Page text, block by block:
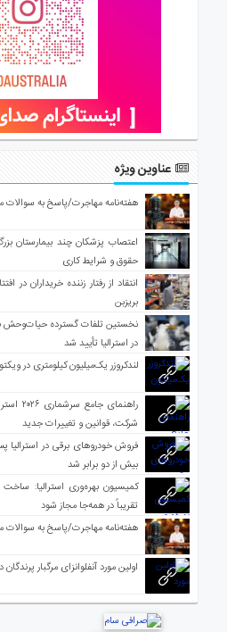
عناوین ویژه
هفته‌نامه مهاجرت/پاسخ به سوالات
اعتصاب پزشکان چند بیمارستان
حقوق و شرایط کاری
انتقاد از رفتار زننده خریداران در
بریزبن
نخستین تلفات گسترده حیات‌وحش بر
در استرالیا تأیید شد
لندکروزر یک‌میلیون کیلومتری در
شرکت، قوانین و تغییرات جدید
فروش خودروهای برقی در استرالیا
بیش از دو برابر شد
کمیسیون بهره‌وری استرالیا:
تقریباً در همه‌جا مجاز شود
هفته‌نامه مهاجرت/پاسخ به سوالات
اولین مورد آنفلوانزای مرگبار